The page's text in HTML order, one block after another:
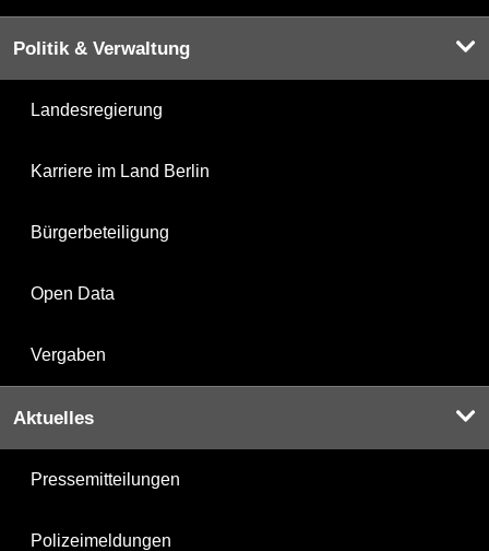
Politik & Verwaltung
Landesregierung
Karriere im Land Berlin
Bürgerbeteiligung
Open Data
Vergaben
Aktuelles
Pressemitteilungen
Polizeimeldungen